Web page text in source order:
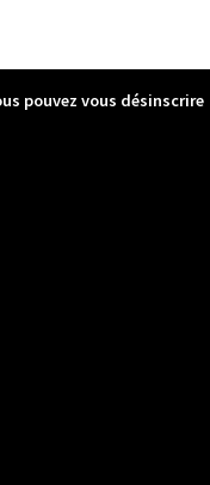
pouvez vous désinscrire